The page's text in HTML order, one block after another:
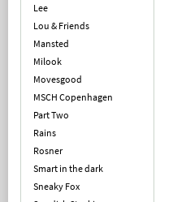
Lee
Lou & Friends
Mansted
Milook
Movesgood
MSCH Copenhagen
Part Two
Rains
Rosner
Smart in the dark
Sneaky Fox